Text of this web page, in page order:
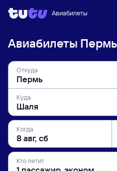
Авиабилеты
Авиабилеты Пермь
Откуда
Куда
Когда
Кто летит